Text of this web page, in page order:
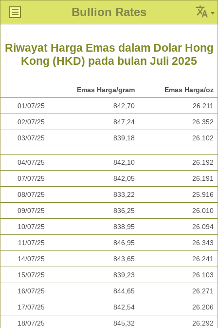
Bullion Rates
Riwayat Harga Emas dalam Dolar Hong
Kong (HKD) pada bulan Juli 2025
Emas Harga/gram Emas Harga/oz
01/07/25 842,70 26.211
02/07/25 847,24 26.352
03/07/25 839,18 26.102
04/07/25 842,10 26.192
07/07/25 842,05 26.191
08/07/25 833,22 25.916
09/07/25 836,25 26.010
10/07/25 838,95 26.094
11/07/25 846,95 26.343
14/07/25 843,65 26.241
15/07/25 839,23 26.103
16/07/25 844,65 26.271
17/07/25 842,54 26.206
18/07/25 845,32 26.292